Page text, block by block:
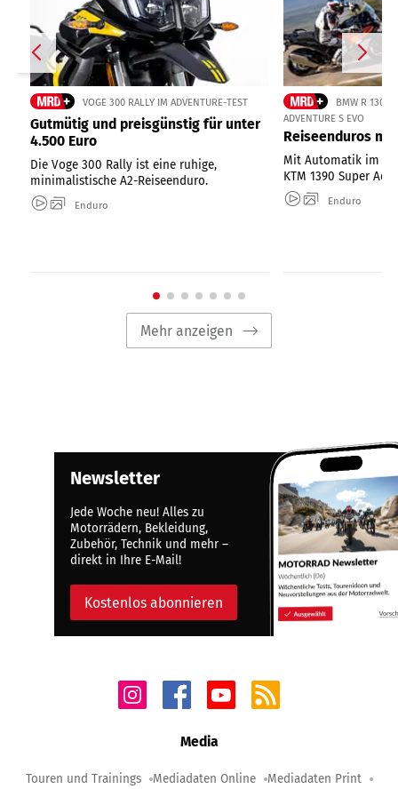
VOGE 300 RALLY IM ADVENTURE-TEST
Gutmütig und preisgünstig für unter
4.500 Euro
Die Voge 300 Rally ist eine ruhige,
minimalistische A2-Reiseenduro.
Enduro
BMW R 1300
ADVENTURE S EVO
Reiseenduros
Mit Automatik im
KTM 1390 Super
Enduro
Mehr anzeigen
Newsletter
Jede Woche neu! Alles zu
Motorrädern, Bekleidung,
Zubehör, Technik und mehr –
direkt in Ihre E-Mail!
Kostenlos abonnieren
Media
Touren und Trainings Mediadaten Online Mediadaten Print